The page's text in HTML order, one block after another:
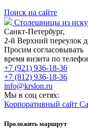
Поиск на сайте
Столешницы из
Санкт-Петербург,
2-й Верхний переулок
Просим согласовывать
время визита по
+7 (921) 936-18-36
+7 (812) 936-18-36
info@krslon.ru
Мы в соц сетях:
Корпоративный сайт
Проложить маршрут